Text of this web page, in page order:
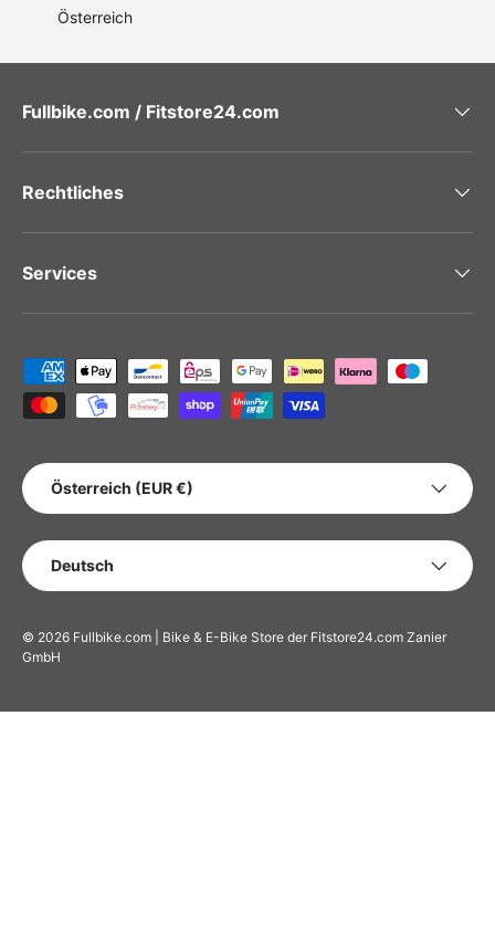
Österreich
Fullbike.com / Fitstore24.com
Rechtliches
Services
Zahlungsmethoden
LAND/REGION
Österreich (EUR €)
SPRACHE
Deutsch
© 2026 Fullbike.com | Bike & E-Bike Store der Fitstore24.com Zanier
GmbH